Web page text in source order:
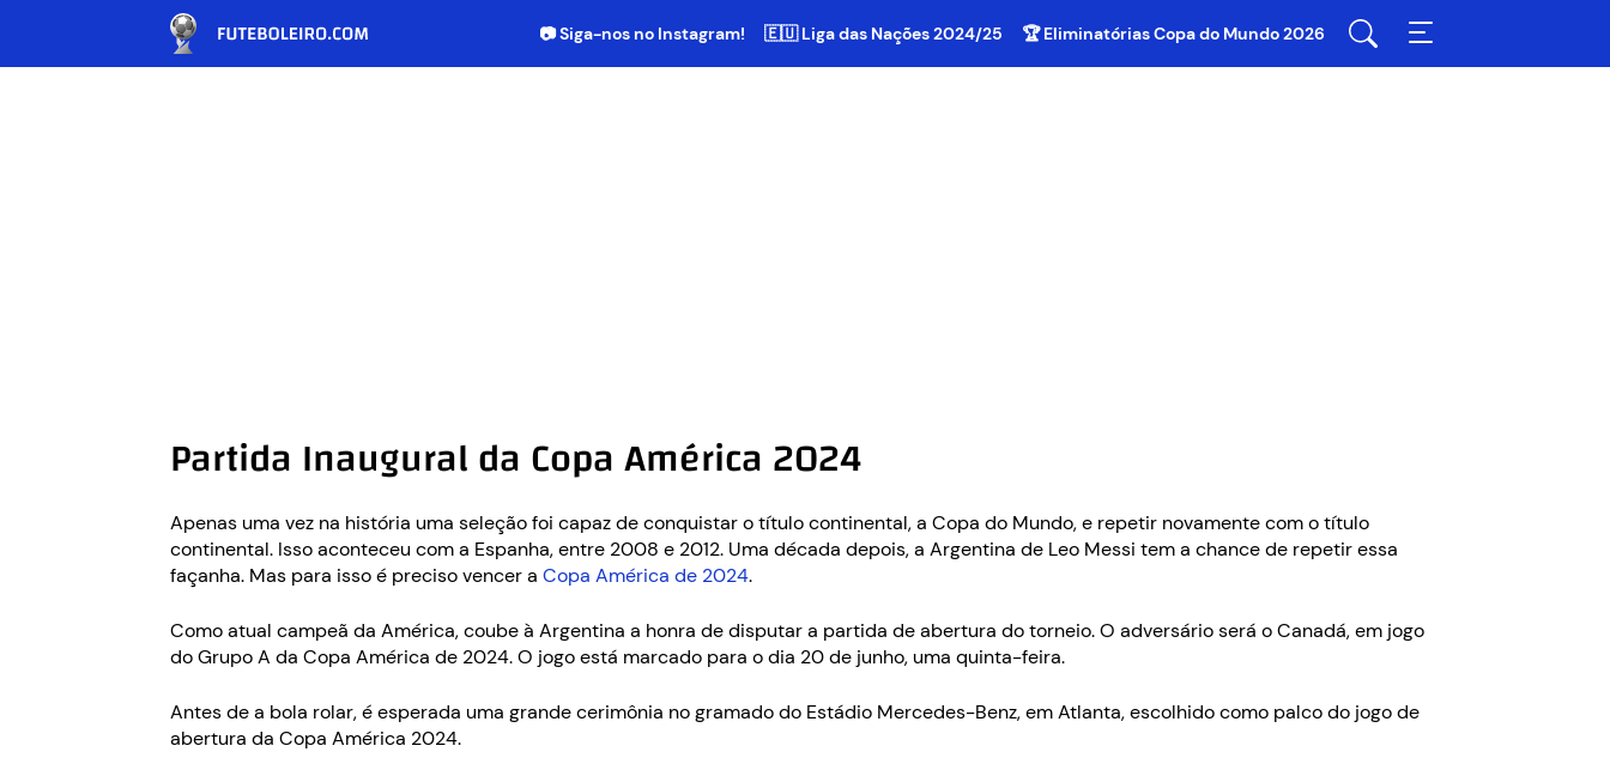
📷 Siga-nos no Instagram! 🇪🇺 Liga das Nações 2024/25 🏆 Eliminatórias Copa do Mundo 2026
Partida Inaugural da Copa América 2024
Apenas uma vez na história uma seleção foi capaz de conquistar o título continental, a Copa do Mundo, e repetir novamente com o título
continental. Isso aconteceu com a Espanha, entre 2008 e 2012. Uma década depois, a Argentina de Leo Messi tem a chance de repetir essa
façanha. Mas para isso é preciso vencer a Copa América de 2024.
Como atual campeã da América, coube à Argentina a honra de disputar a partida de abertura do torneio. O adversário será o Canadá, em jogo
do Grupo A da Copa América de 2024. O jogo está marcado para o dia 20 de junho, uma quinta-feira.
Antes de a bola rolar, é esperada uma grande cerimônia no gramado do Estádio Mercedes-Benz, em Atlanta, escolhido como palco do jogo de
abertura da Copa América 2024.